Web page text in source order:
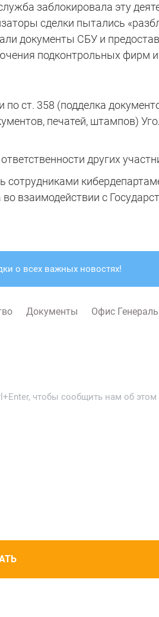
заблокировала эту
сделки пытались
документы СБУ и
подконтрольных фирм
ст. 358 (подделка
печатей, штампов)
других
взаимодействии с
о всех важных новостях!
Документы
Офис
чтобы сообщить нам об этом